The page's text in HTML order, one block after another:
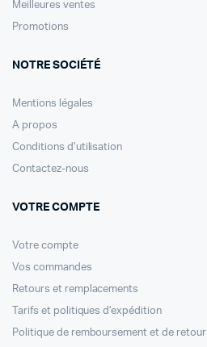
Meilleures ventes
Promotions
NOTRE SOCIÉTÉ
Mentions légales
A propos
Conditions d’utilisation
Contactez-nous
VOTRE COMPTE
Votre compte
Vos commandes
Retours et remplacements
Tarifs et politiques d’expédition
Politique de remboursement et de retour